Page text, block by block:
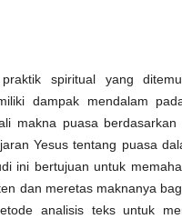
spiritual yang
dampak mendalam
makna puasa berdasarkan
Yesus tentang puasa
ini bertujuan untuk
dan meretas maknanya
analisis teks untuk